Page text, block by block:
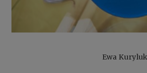
Ewa